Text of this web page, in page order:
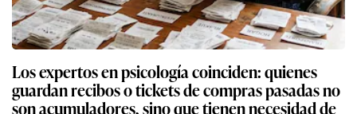
Los expertos en psicología coinciden: quienes
guardan recibos o tickets de compras pasadas no
son acumuladores, sino que tienen necesidad de